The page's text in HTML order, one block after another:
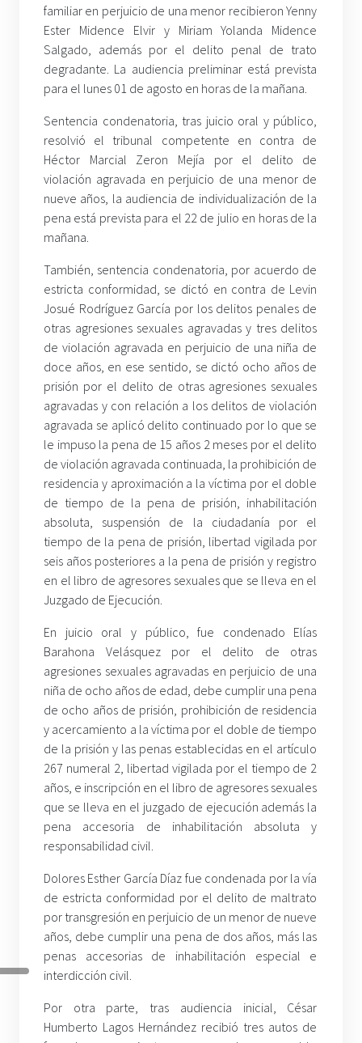
familiar en perjuicio de una menor recibieron Yenny
Ester Midence Elvir y Miriam Yolanda Midence
Salgado, además por el delito penal de trato
degradante. La audiencia preliminar está prevista
para el lunes 01 de agosto en horas de la mañana.
Sentencia condenatoria, tras juicio oral y público,
resolvió el tribunal competente en contra de
Héctor Marcial Zeron Mejía por el delito de
violación agravada en perjuicio de una menor de
nueve años, la audiencia de individualización de la
pena está prevista para el 22 de julio en horas de la
mañana.
También, sentencia condenatoria, por acuerdo de
estricta conformidad, se dictó en contra de Levin
Josué Rodríguez García por los delitos penales de
otras agresiones sexuales agravadas y tres delitos
de violación agravada en perjuicio de una niña de
doce años, en ese sentido, se dictó ocho años de
prisión por el delito de otras agresiones sexuales
agravadas y con relación a los delitos de violación
agravada se aplicó delito continuado por lo que se
le impuso la pena de 15 años 2 meses por el delito
de violación agravada continuada, la prohibición de
residencia y aproximación a la víctima por el doble
de tiempo de la pena de prisión, inhabilitación
absoluta, suspensión de la ciudadanía por el
tiempo de la pena de prisión, libertad vigilada por
seis años posteriores a la pena de prisión y registro
en el libro de agresores sexuales que se lleva en el
Juzgado de Ejecución.
En juicio oral y público, fue condenado Elías
Barahona Velásquez por el delito de otras
agresiones sexuales agravadas en perjuicio de una
niña de ocho años de edad, debe cumplir una pena
de ocho años de prisión, prohibición de residencia
y acercamiento a la víctima por el doble de tiempo
de la prisión y las penas establecidas en el artículo
267 numeral 2, libertad vigilada por el tiempo de 2
años, e inscripción en el libro de agresores sexuales
que se lleva en el juzgado de ejecución además la
pena accesoria de inhabilitación absoluta y
responsabilidad civil.
Dolores Esther García Díaz fue condenada por la vía
de estricta conformidad por el delito de maltrato
por transgresión en perjuicio de un menor de nueve
años, debe cumplir una pena de dos años, más las
penas accesorias de inhabilitación especial e
interdicción civil.
Por otra parte, tras audiencia inicial, César
Humberto Lagos Hernández recibió tres autos de